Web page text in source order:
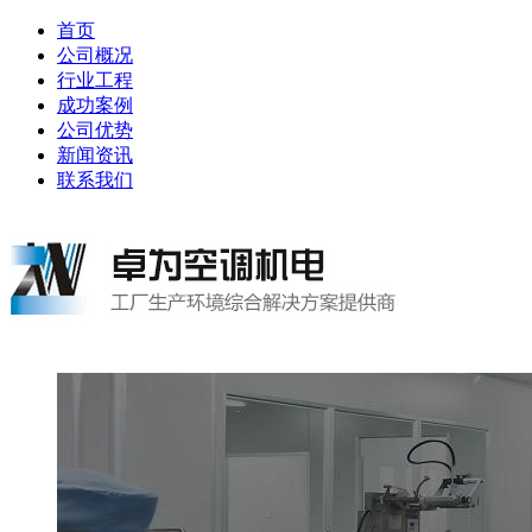
首页
公司概况
行业工程
成功案例
公司优势
新闻资讯
联系我们